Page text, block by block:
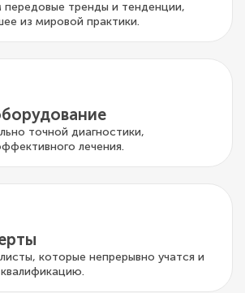
тренды и тенденции,
из мировой практики.
точной диагностики,
лечения.
которые непрерывно учатся и